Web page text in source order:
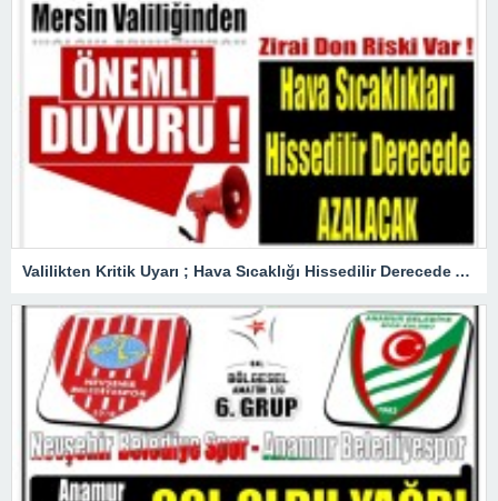
Valilikten Kritik Uyarı ; Hava Sıcaklığı Hissedilir Derecede Azalacak!